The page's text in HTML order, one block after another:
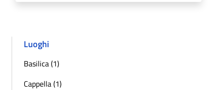
Luoghi
Basilica (1)
Cappella (1)